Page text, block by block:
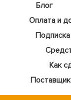
Блог
Оплата и
Подписка
Как